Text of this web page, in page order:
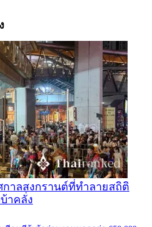
าลสงกรานต์ที่ทำลายสถิติ
าคลั่ง